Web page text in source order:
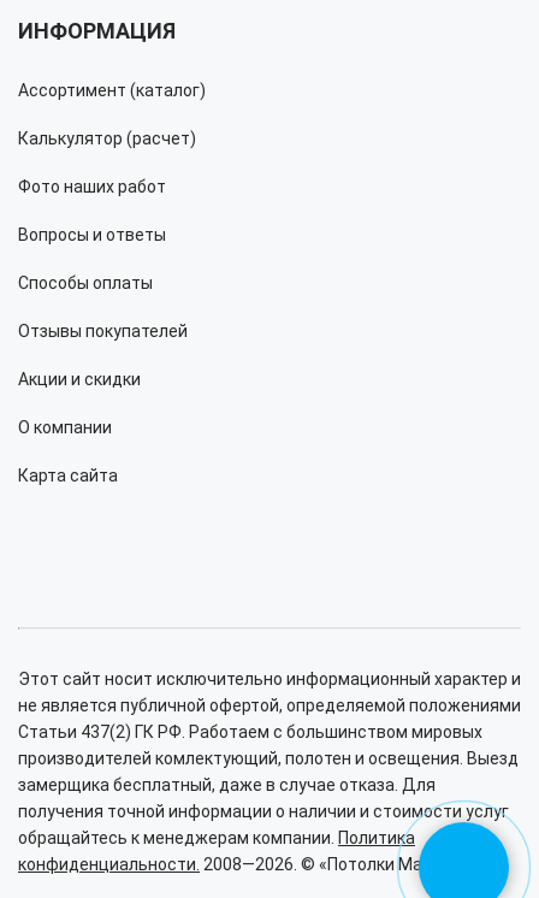
ИНФОРМАЦИЯ
Ассортимент (каталог)
Калькулятор (расчет)
Фото наших работ
Вопросы и ответы
Способы оплаты
Отзывы покупателей
Акции и скидки
О компании
Карта сайта
Этот сайт носит исключительно информационный характер и
не является публичной офертой, определяемой положениями
Статьи 437(2) ГК РФ. Работаем с большинством мировых
производителей комлектующий, полотен и освещения. Выезд
замерщика бесплатный, даже в случае отказа. Для
получения точной информации о наличии и стоимости услуг
обращайтесь к менеджерам компании. Политика
конфиденциальности. 2008—2026. © «Потолки Малина».